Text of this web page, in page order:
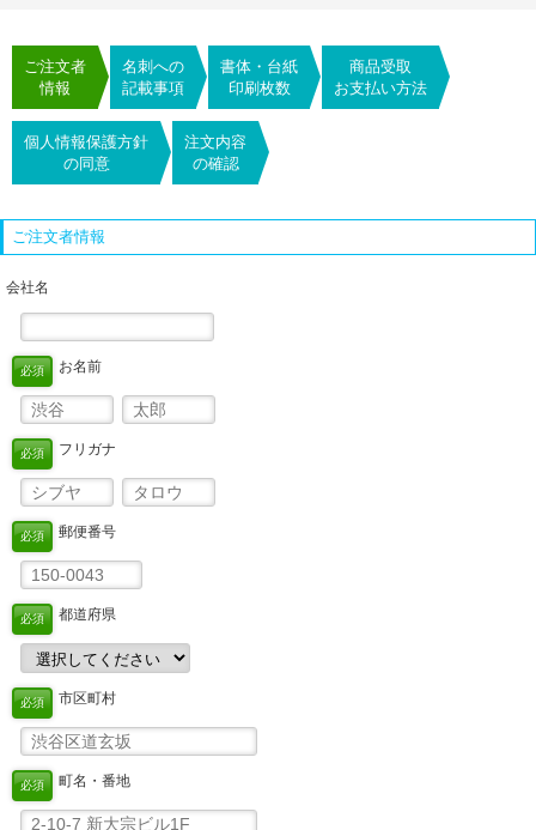
ご注文者
情報
名刺への
記載事項
書体・台紙
印刷枚数
商品受取
お支払い方法
個人情報保護方針
の同意
注文内容
の確認
ご注文者情報
会社名
必須 お名前
必須 フリガナ
必須 郵便番号
必須 都道府県
必須 市区町村
必須 町名・番地